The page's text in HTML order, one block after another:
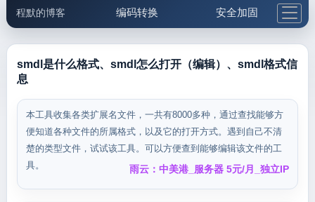
程默的博客 编码转换 安全加固
邮件工具 生活便民 更多工具
smdl是什么格式、smdl怎么打开（编辑）、smdl格式信
息
本工具收集各类扩展名文件，一共有8000多种，通过查找能够方
便知道各种文件的所属格式，以及它的打开方式。遇到自己不清
楚的类型文件，试试该工具。可以方便查到能够编辑该文件的工
具。
雨云：中美港_服务器 5元/月_独立IP